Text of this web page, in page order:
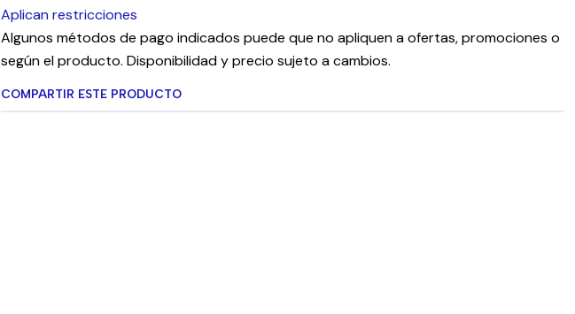
Aplican restricciones
Algunos métodos de pago indicados puede que no apliquen a ofertas, promociones o
según el producto. Disponibilidad y precio sujeto a cambios.
COMPARTIR ESTE PRODUCTO